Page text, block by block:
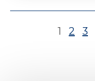
1 2 3